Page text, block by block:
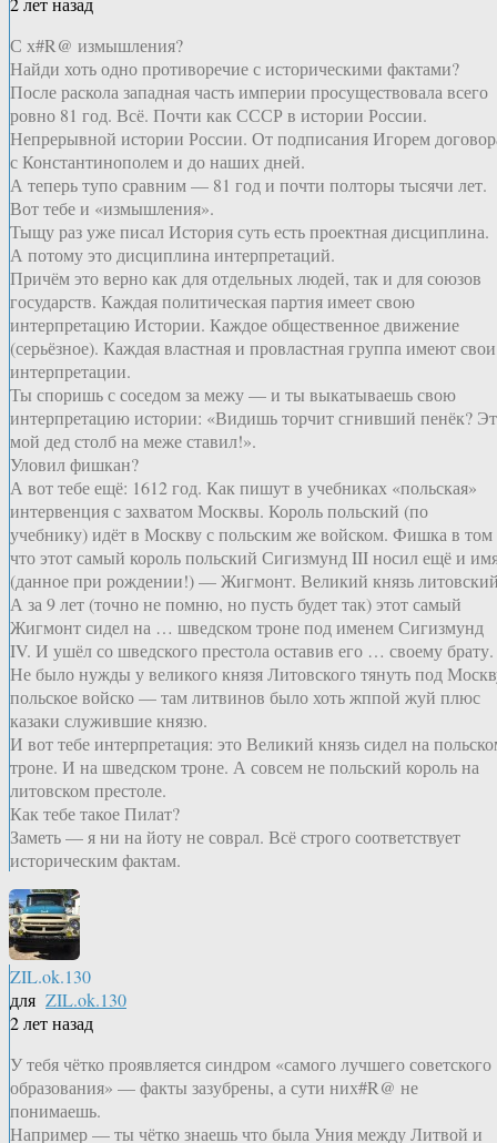
С х#R@ измышления?
Найди хоть одно противоречие с историческими фактами?
После раскола западная часть империи просуществовала всего
ровно 81 год. Всё. Почти как СССР в истории России.
Непрерывной истории России. От подписания Игорем
с Константинополем и до наших дней.
А теперь тупо сравним — 81 год и почти полторы тысячи лет.
Вот тебе и «измышления».
Тыщу раз уже писал История суть есть проектная дисциплина.
А потому это дисциплина интерпретаций.
Причём это верно как для отдельных людей, так и для союзов
государств. Каждая политическая партия имеет свою
интерпретацию Истории. Каждое общественное движение
(серьёзное). Каждая властная и провластная группа имеют свои
интерпретации.
Ты споришь с соседом за межу — и ты выкатываешь свою
интерпретацию истории: «Видишь торчит сгнивший пенёк?
мой дед столб на меже ставил!».
Уловил фишкан?
А вот тебе ещё: 1612 год. Как пишут в учебниках «польская»
интервенция с захватом Москвы. Король польский (по
учебнику) идёт в Москву с польским же войском. Фишка в том
что этот самый король польский Сигизмунд III носил ещё и
(данное при рождении!) — Жигмонт. Великий князь
А за 9 лет (точно не помню, но пусть будет так) этот самый
Жигмонт сидел на … шведском троне под именем Сигизмунд
IV. И ушёл со шведского престола оставив его … своему брату.
Не было нужды у великого князя Литовского тянуть под
польское войско — там литвинов было хоть жппой жуй плюс
казаки служившие князю.
И вот тебе интерпретация: это Великий князь сидел на
троне. И на шведском троне. А совсем не польский король на
литовском престоле.
Как тебе такое Пилат?
Заметь — я ни на йоту не соврал. Всё строго соответствует
историческим фактам.
ZIL.ok.130
для ZIL.ok.130
2 лет назад
У тебя чётко проявляется синдром «самого лучшего советского
образования» — факты зазубрены, а сути них#R@ не
понимаешь.
Например — ты чётко знаешь что была Уния между Литвой и